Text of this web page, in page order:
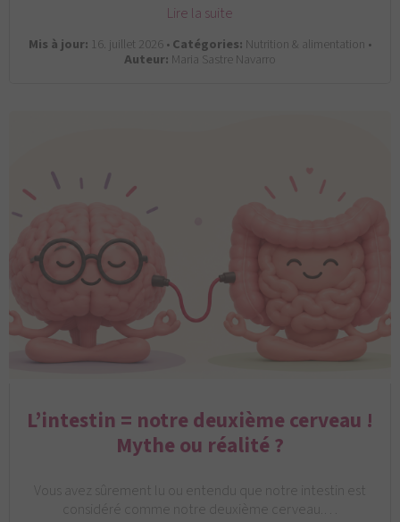
Lire la suite
Mis à jour: 16. juillet 2026 •Catégories: Nutrition & alimentation •
Auteur: Maria Sastre Navarro
L’intestin = notre deuxième cerveau !
Mythe ou réalité ?
Vous avez sûrement lu ou entendu que notre intestin est
considéré comme notre deuxième cerveau.…